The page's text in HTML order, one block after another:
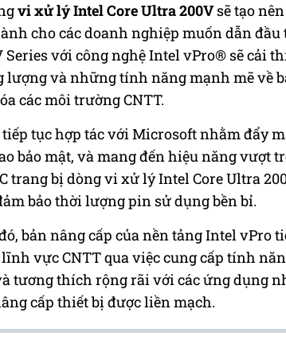
vi xử lý Intel Core Ultra 200Vsẽ tạo
cho các doanh nghiệp muốn dẫn đầu
Series với công nghệ Intel vPro® sẽ cải
lượng và những tính năng mạnh mẽ về
các môi trường CNTT.
tục hợp tác với Microsoft nhằm đẩy
bảo mật, và mang đến hiệu năng vượt
trang bị dòng vi xử lý Intel Core Ultra
bảo thời lượng pin sử dụng bền bỉ.
bản nâng cấp của nền tảng Intel vPro
vực CNTT qua việc cung cấp tính
tương thích rộng rãi với các ứng dụng
cấp thiết bị được liền mạch.